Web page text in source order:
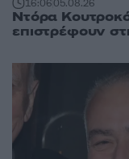
16:0605.08.26
Ντόρα
επιστρέφουν